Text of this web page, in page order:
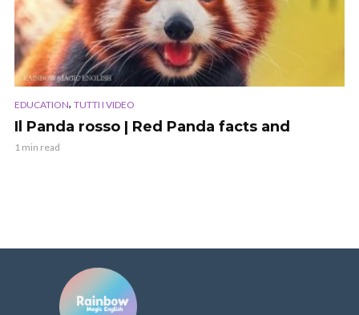
EDUCATION, TUTTI I VIDEO
Il Panda rosso | Red Panda facts and
1 min read